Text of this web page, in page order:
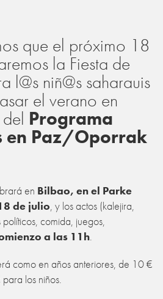
que el próximo 18
la Fiesta de
l@s niñ@s saharauis
el verano en
Programa
en Paz/Oporrak
en Bilbao, en el Parke
de julio, y los actos (kalejira,
comida, juegos,
a las 11h.
como en años anteriores, de 10 €
los niños.